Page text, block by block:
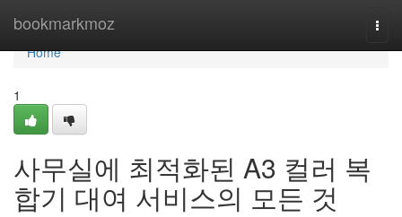
bookmarkmoz
Home
Home
1
사무실에 최적화된 A3 컬러 복
합기 대여 서비스의 모든 것